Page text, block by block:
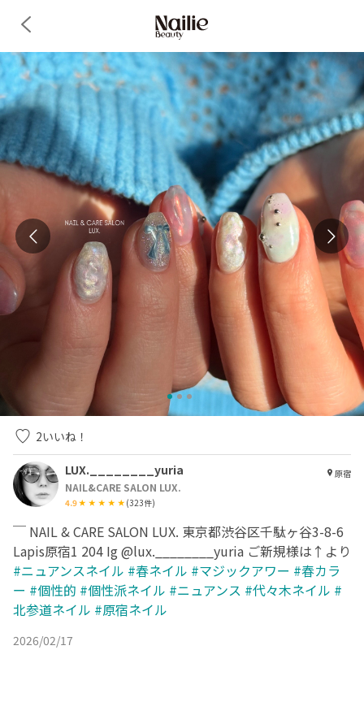
2いいね！
LUX.________yuria
NAIL&CARE SALON LUX.
4.9 (323件)
原宿
￣ NAIL & CARE SALON LUX. 東京都渋谷区千駄ヶ谷3-8-6
Lapis原宿1 204 Ig @lux.________yuria ご新規様は↑より
#ニュアンスネイル #春ネイル #マジックアワー #春カラ
ー #個性的 #個性派ネイル #ニュアンス #代々木ネイル #
北参道ネイル #原宿ネイル
2026/02/17